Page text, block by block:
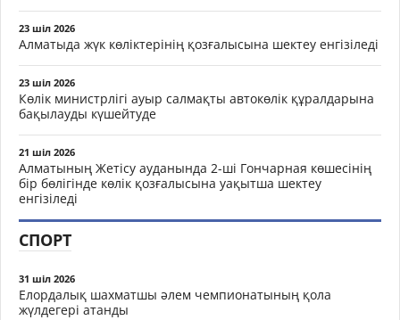
23 шіл 2026
Алматыда жүк көліктерінің қозғалысына шектеу енгізіледі
23 шіл 2026
Көлік министрлігі ауыр салмақты автокөлік құралдарына
бақылауды күшейтуде
21 шіл 2026
Алматының Жетісу ауданында 2-ші Гончарная көшесінің
бір бөлігінде көлік қозғалысына уақытша шектеу
енгізіледі
СПОРТ
31 шіл 2026
Елордалық шахматшы әлем чемпионатының қола
жүлдегері атанды